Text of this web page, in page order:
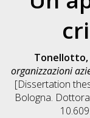
Tonellotto,
organizzazioni
[Dissertation
Bologna.